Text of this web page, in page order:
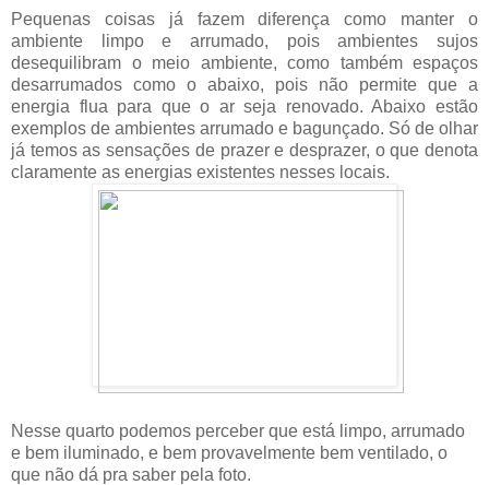
Pequenas coisas já fazem diferença como manter o
ambiente limpo e arrumado, pois ambientes sujos
desequilibram o meio ambiente, como também espaços
desarrumados como o abaixo, pois não permite que a
energia flua para que o ar seja renovado. Abaixo estão
exemplos de ambientes arrumado e bagunçado. Só de olhar
já temos as sensações de prazer e desprazer, o que denota
claramente as energias existentes nesses locais.
Nesse quarto podemos perceber que está limpo, arrumado
e bem iluminado, e bem provavelmente bem ventilado, o
que não dá pra saber pela foto.